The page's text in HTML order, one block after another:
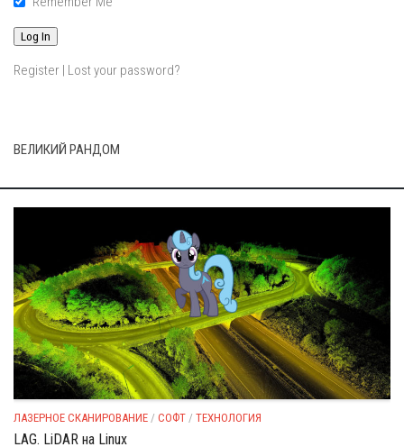
Register | Lost your password?
ВЕЛИКИЙ РАНДОМ
ЛАЗЕРНОЕ СКАНИРОВАНИЕ / СОФТ / ТЕХНОЛОГИЯ
LAG. LiDAR на Linux